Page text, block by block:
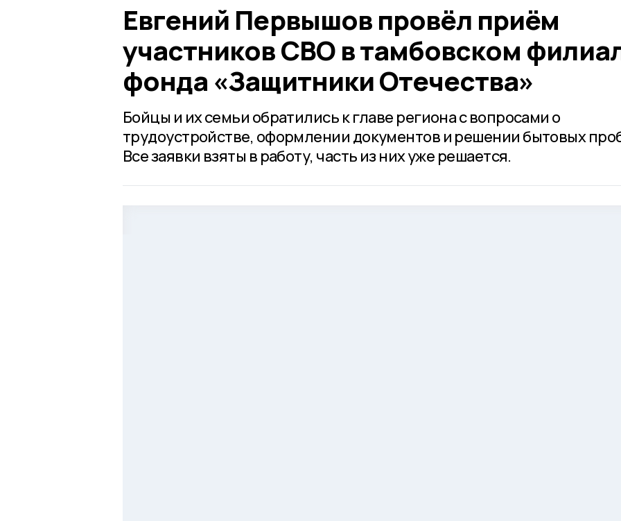
Евгений Первышов провёл приём
участников СВО в тамбовском
фонда «Защитники Отечества»
Бойцы и их семьи обратились к главе региона с вопросами о
трудоустройстве, оформлении документов и решении бытовых
Все заявки взяты в работу, часть из них уже решается.